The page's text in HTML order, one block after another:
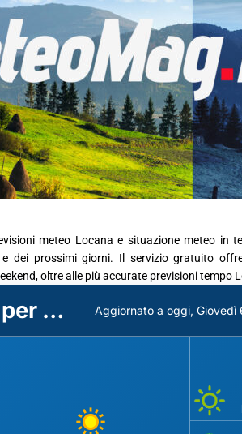
meteo Locana e situazione meteo in
dei prossimi giorni. Il servizio gratuito
oltre alle più accurate previsioni tempo
Previsioni meteo per Locana (TO) Aggiornato a oggi, Giovedì